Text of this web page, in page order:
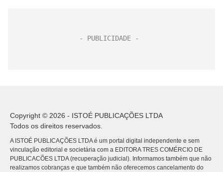
Copyright © 2026 - ISTOÉ PUBLICAÇÕES LTDA
Todos os direitos reservados.
A ISTOÉ PUBLICAÇÕES LTDA é um portal digital independente e sem
vinculação editorial e societária com a EDITORA TRES COMÉRCIO DE
PUBLICACÕES LTDA (recuperação judicial). Informamos também que não
realizamos cobranças e que também não oferecemos cancelamento do